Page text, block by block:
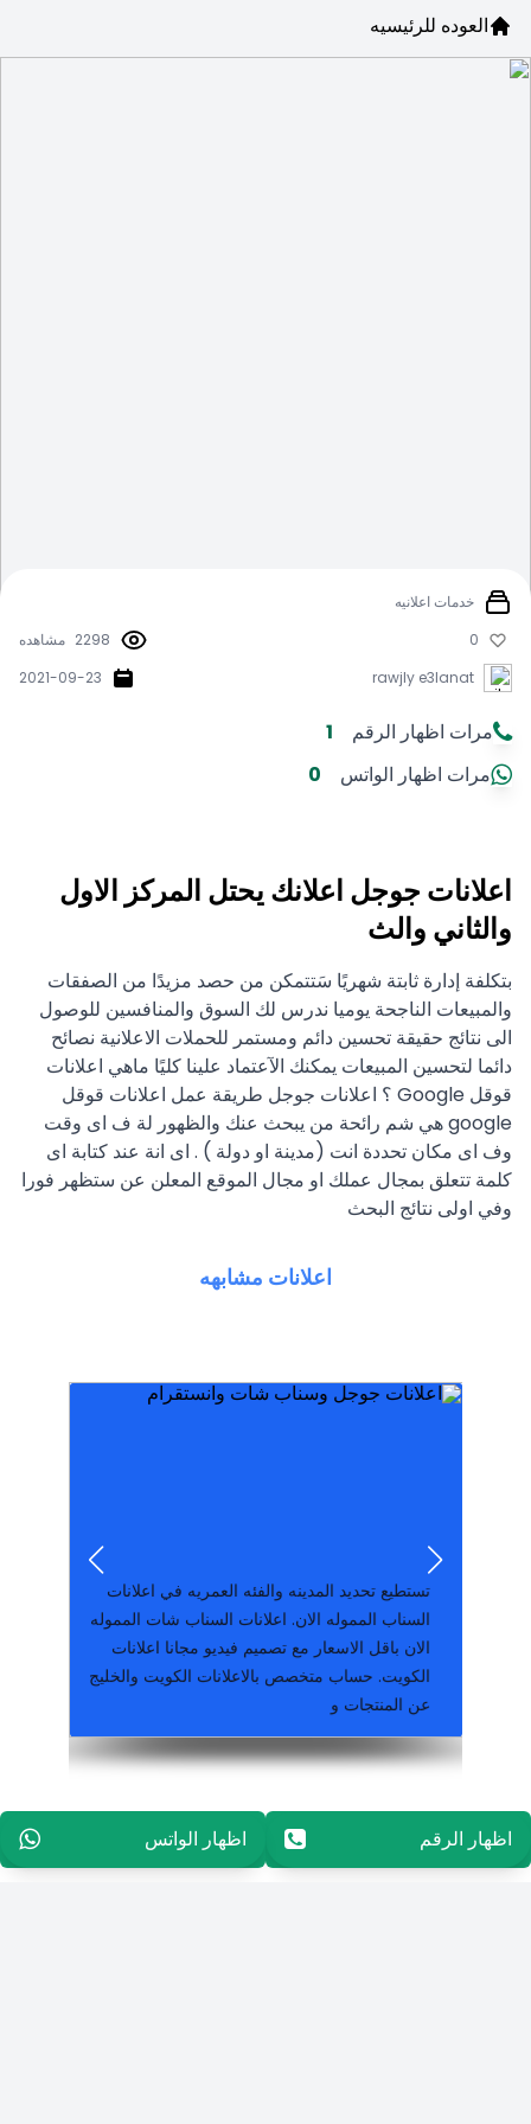
العوده للرئيسيه
خدمات اعلانيه
0
2298 مشاهده
rawjly e3lanat
2021-09-23
مرات اظهار الرقم
1
مرات اظهار الواتس
0
اعلانات جوجل اعلانك يحتل المركز الاول
والثاني والث
بتكلفة إدارة ثابتة شهريًا سَتتمكن من حصد مزيدًا من الصفقات
والمبيعات الناجحة يوميا ندرس لك السوق والمنافسين للوصول
الى نتائج حقيقة تحسين دائم ومستمر للحملات الاعلانية نصائح
دائما لتحسين المبيعات يمكنك الآعتماد علينا كليًا ماهي اعلانات
قوقل Google ؟ اعلانات جوجل طريقة عمل اعلانات قوقل
google هي شم رائحة من يبحث عنك والظهور لة ف اى وقت
وف اى مكان تحددة انت (مدينة او دولة ) . اى انة عند كتابة اى
كلمة تتعلق بمجال عملك او مجال الموقع المعلن عن ستظهر فورا
وفي اولى نتائج البحث
اعلانات مشابهه
معين؟ انضم إلينا الآن وقم بشراء، بيع أو تداول أي
موبايلات وعقار. أشه
تستطيع تحديد المدينه والفئه العمريه في اعلانات
السناب المموله الان. اعلانات السناب شات المموله
الان باقل الاسعار مع تصميم فيديو مجانا اعلانات
الكويت. حساب متخصص بالاعلانات الكويت والخليج
عن المنتجات و
مجانا على موقع روجلي / مصر عقارات, سيارات ,
اظهار الرقم96565594848 اظهار الواتس96565594848